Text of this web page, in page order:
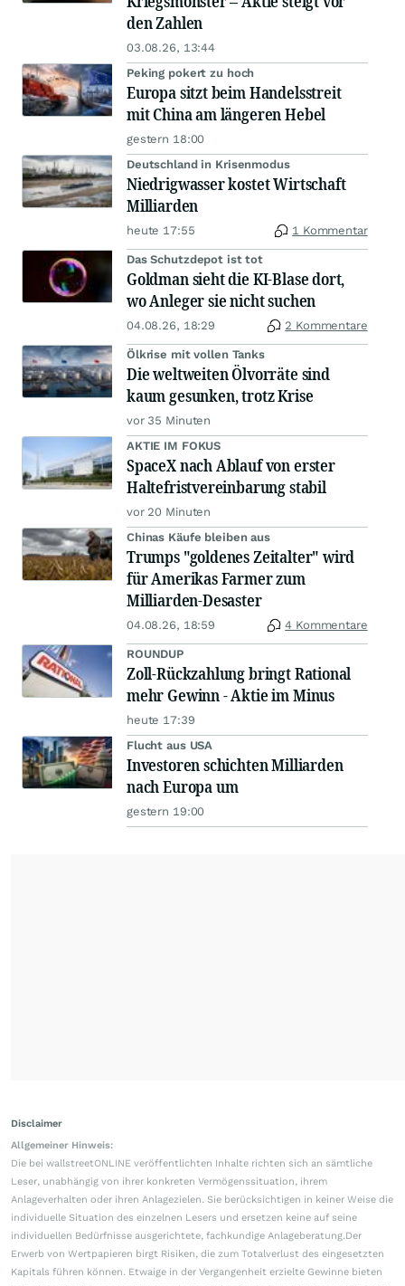
den Zahlen
03.08.26, 13:44
Peking pokert zu hoch
Europa sitzt beim Handelsstreit
mit China am längeren Hebel
gestern 18:00
Deutschland in Krisenmodus
Niedrigwasser kostet Wirtschaft
Milliarden
heute 17:55 1 Kommentar
Das Schutzdepot ist tot
Goldman sieht die KI-Blase dort,
wo Anleger sie nicht suchen
04.08.26, 18:29 2 Kommentare
Ölkrise mit vollen Tanks
Die weltweiten Ölvorräte sind
kaum gesunken, trotz Krise
vor 35 Minuten
AKTIE IM FOKUS
SpaceX nach Ablauf von erster
Haltefristvereinbarung stabil
vor 20 Minuten
Chinas Käufe bleiben aus
Trumps "goldenes Zeitalter" wird
für Amerikas Farmer zum
Milliarden-Desaster
04.08.26, 18:59 4 Kommentare
ROUNDUP
Zoll-Rückzahlung bringt Rational
mehr Gewinn - Aktie im Minus
heute 17:39
Flucht aus USA
Investoren schichten Milliarden
nach Europa um
gestern 19:00
Disclaimer
Allgemeiner Hinweis:
Die bei wallstreetONLINE veröffentlichten Inhalte richten sich an sämtliche
Leser, unabhängig von ihrer konkreten Vermögenssituation, ihrem
Anlageverhalten oder ihren Anlagezielen. Sie berücksichtigen in keiner Weise die
individuelle Situation des einzelnen Lesers und ersetzen keine auf seine
individuellen Bedürfnisse ausgerichtete, fachkundige Anlageberatung.Der
Erwerb von Wertpapieren birgt Risiken, die zum Totalverlust des eingesetzten
Kapitals führen können. Etwaige in der Vergangenheit erzielte Gewinne bieten